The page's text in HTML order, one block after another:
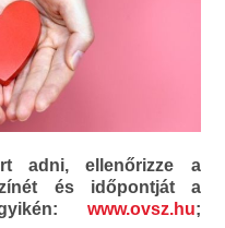
adni, ellenőrizze a
és időpontját a
www.ovsz.hu;